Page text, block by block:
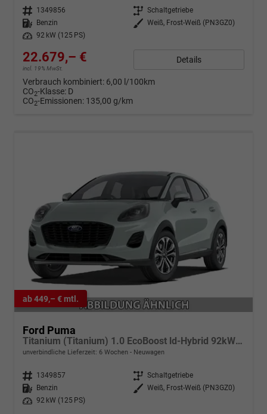
Fahrzeugnr. 1349856 Getriebe Schaltgetriebe
Kraftstoff
Benzin Außenfarbe Weiß, Frost-Weiß (PN3GZ0)
Leistung
92 kW (125 PS)
22.679,– €
incl. 19% MwSt.
Details
Verbrauch kombiniert: 6,00 l/100km
CO2-Klasse: D
CO2-Emissionen: 135,00 g/km
ab 449,– € mtl.
Ford Puma
Titanium (Titanium) 1.0 EcoBoost ld-Hybrid 92kW (125 PS) 7-Gang-DSG
unverbindliche Lieferzeit: 6 Wochen Neuwagen
Fahrzeugnr. 1349857 Getriebe Schaltgetriebe
Kraftstoff
Benzin Außenfarbe Weiß, Frost-Weiß (PN3GZ0)
Leistung
92 kW (125 PS)